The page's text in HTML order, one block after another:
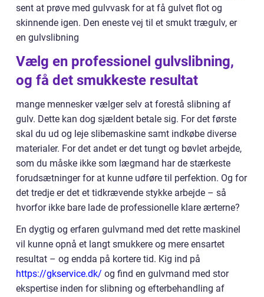
sent at prøve med gulvvask for at få gulvet flot og
skinnende igen. Den eneste vej til et smukt trægulv, er
en gulvslibning
Vælg en professionel gulvslibning,
og få det smukkeste resultat
mange mennesker vælger selv at forestå slibning af
gulv. Dette kan dog sjældent betale sig. For det første
skal du ud og leje slibemaskine samt indkøbe diverse
materialer. For det andet er det tungt og bøvlet arbejde,
som du måske ikke som lægmand har de stærkeste
forudsætninger for at kunne udføre til perfektion. Og for
det tredje er det et tidkrævende stykke arbejde – så
hvorfor ikke bare lade de professionelle klare ærterne?
En dygtig og erfaren gulvmand med det rette maskinel
vil kunne opnå et langt smukkere og mere ensartet
resultat – og endda på kortere tid. Kig ind på
https://gkservice.dk/ og find en gulvmand med stor
ekspertise inden for slibning og efterbehandling af